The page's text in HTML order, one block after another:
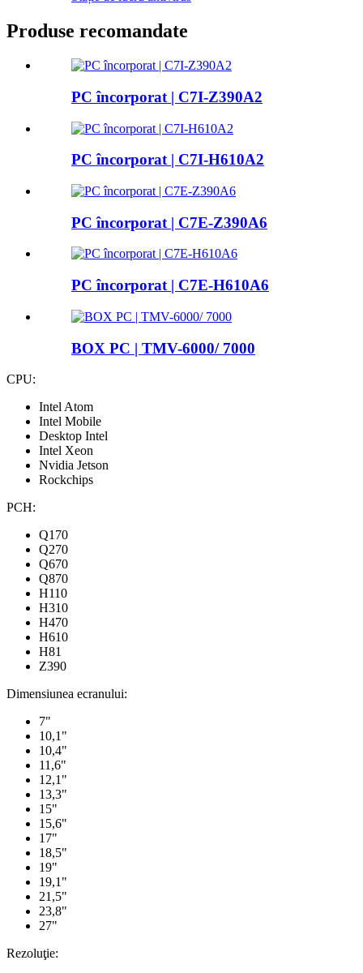
Produse recomandate
PC încorporat | C7I-Z390A2
PC încorporat | C7I-H610A2
PC încorporat | C7E-Z390A6
PC încorporat | C7E-H610A6
BOX PC | TMV-6000/ 7000
CPU:
Intel Atom
Intel Mobile
Desktop Intel
Intel Xeon
Nvidia Jetson
Rockchips
PCH:
Q170
Q270
Q670
Q870
H110
H310
H470
H610
H81
Z390
Dimensiunea ecranului:
7"
10,1"
10,4"
11,6"
12,1"
13,3"
15"
15,6"
17"
18,5"
19"
19,1"
21,5"
23,8"
27"
Rezoluţie: